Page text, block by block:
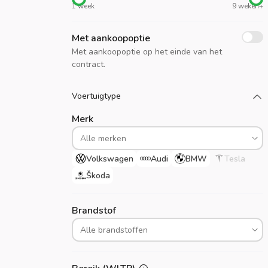
1 week 9 weken+
Met aankoopoptie
Met aankoopoptie op het einde van het
contract.
Voertuigtype
Merk
Volkswagen Audi BMW
Tesla
Škoda
Brandstof